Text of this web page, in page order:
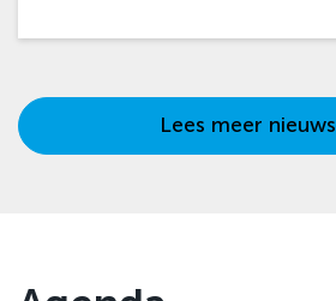
Lees meer nieuws